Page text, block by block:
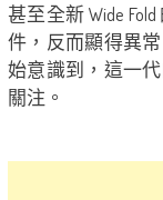
甚至全新 Wide
件，反而顯得異
始意識到，這一
關注。